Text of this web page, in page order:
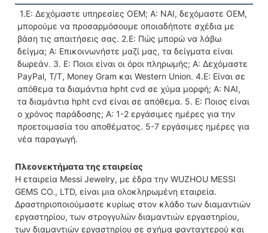
μπορούμε να προσαρμόσουμε οποιαδήποτε σχέδια με
βάση τις απαιτήσεις σας. 2.Ε: Πώς μπορώ να λάβω
δείγμα; Α: Επικοινωνήστε μαζί μας, τα δείγματα είναι
δωρεάν. 3. Ε: Ποιοι είναι οι όροι πληρωμής; Α: Δεχόμαστε
PayPal, T/T, Money Gram και Western Union. 4.Ε: Είναι σε
απόθεμα τα διαμάντια hpht cvd σε χύμα μορφή; Α: ΝΑΙ,
τα διαμάντια hpht cvd είναι σε απόθεμα. 5. Ε: Ποιος είναι
ο χρόνος παράδοσης; Α: 1-2 εργάσιμες ημέρες για την
προετοιμασία του αποθέματος. 5-7 εργάσιμες ημέρες για
νέα παραγωγή.
Πλεονεκτήματα της εταιρείας
Η εταιρεία Messi Jewelry, με έδρα την WUZHOU MESSI
GEMS CO., LTD, είναι μια ολοκληρωμένη εταιρεία.
Δραστηριοποιούμαστε κυρίως στον κλάδο των διαμαντιών
εργαστηρίου, των στρογγυλών διαμαντιών εργαστηρίου,
των διαμαντιών εργαστηρίου σε σχήμα φανταχτερού και